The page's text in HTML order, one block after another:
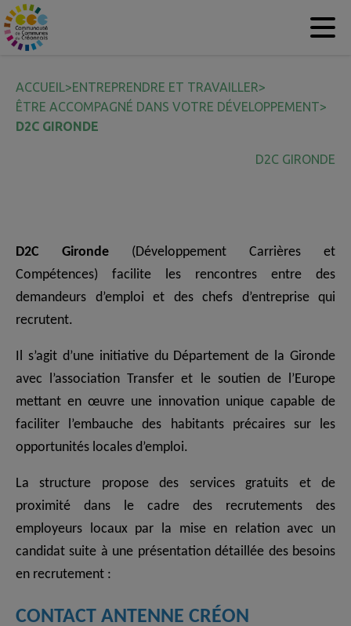
Contenu
ACCUEIL>ENTREPRENDRE ET TRAVAILLER>
ÊTRE ACCOMPAGNÉ DANS VOTRE DÉVELOPPEMENT>
D2C GIRONDE
D2C GIRONDE
D2C Gironde (Développement Carrières et
Compétences) facilite les rencontres entre des
demandeurs d’emploi et des chefs d’entreprise qui
recrutent.
Il s’agit d’une initiative du Département de la Gironde
avec l’association Transfer et le soutien de l’Europe
mettant en œuvre une innovation unique capable de
faciliter l’embauche des habitants précaires sur les
opportunités locales d’emploi.
La structure propose des services gratuits et de
proximité dans le cadre des recrutements des
employeurs locaux par la mise en relation avec un
candidat suite à une présentation détaillée des besoins
en recrutement :
CONTACT ANTENNE CRÉON